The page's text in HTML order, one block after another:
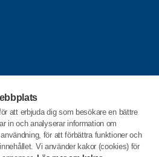
att erbjuda dig som besökare en bättre
in och analyserar information om
för att förbättra funktioner och
Vi använder kakor (cookies) för